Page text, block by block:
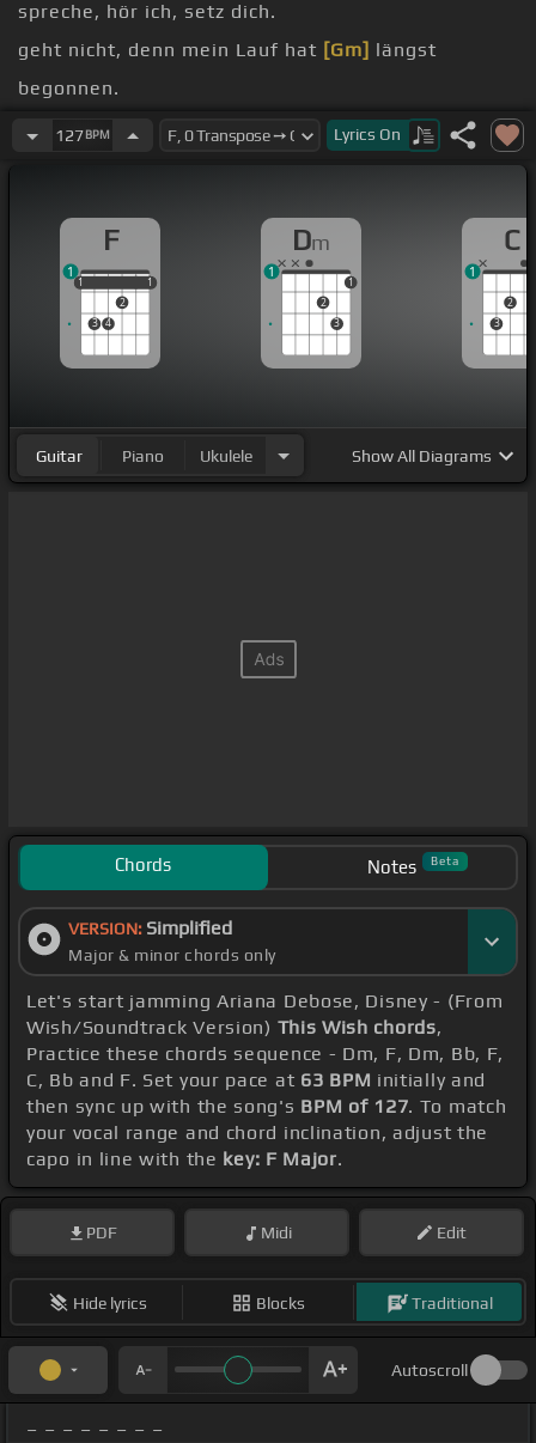
spreche, hör ich, setz dich.
geht nicht, denn mein Lauf hat [Gm] längst
begonnen.
Aber mal wahren,[Dm]
gehören wir nicht dahin.
127BPM Lyrics On
F
1
3 4
2
1
1 1
1
Dm
2
3
1
1
C
3
2
1
Guitar Piano Ukulele ShowAll Diagrams
Chords Notes Beta
VERSION: Simplified
Major & minor chords only
Let's start jamming Ariana Debose, Disney - (From
Wish/Soundtrack Version) This Wish chords,
Practice these chords sequence - Dm, F, Dm, Bb, F,
C, Bb and F. Set your pace at 63 BPM initially and
then sync up with the song's BPM of 127. To match
your vocal range and chord inclination, adjust the
capo in line with the key: F Major.
PDF Midi Edit
Hide lyrics Blocks Traditional
Autoscroll